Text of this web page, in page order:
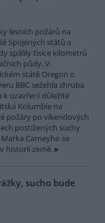
lesních požárů na
Spojených států a
spálily tisíce kilometrů
půdy. V
státě Oregon o
BBC sežehla zhruba
k uzavření důležité
Kolumbie na
požáry po víkendových
postižených suchy
Carneyho se
historii země.
sucho bude